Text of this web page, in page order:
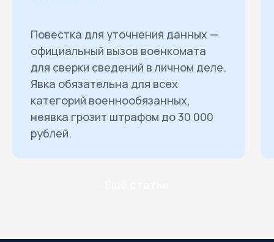
Повестка для уточнения данных —
официальный вызов военкомата
для сверки сведений в личном деле.
Явка обязательна для всех
категорий военнообязанных,
неявка грозит штрафом до 30 000
рублей.